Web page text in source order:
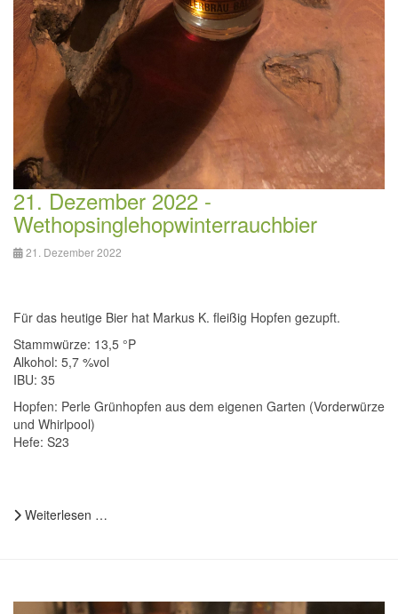
21. Dezember 2022 -
Wethopsinglehopwinterrauchbier
21. Dezember 2022
Für das heutige Bier hat Markus K. fleißig Hopfen gezupft.
Stammwürze: 13,5 °P
Alkohol: 5,7 %vol
IBU: 35
Hopfen: Perle Grünhopfen aus dem eigenen Garten (Vorderwürze
und Whirlpool)
Hefe: S23
Weiterlesen …